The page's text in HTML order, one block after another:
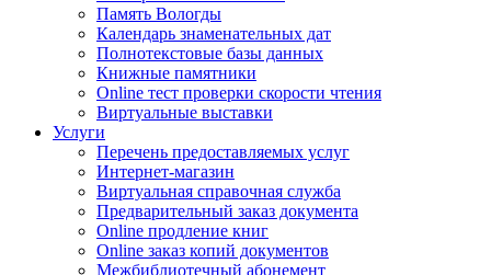
Память Вологды
Календарь знаменательных дат
Полнотекстовые базы данных
Книжные памятники
Online тест проверки скорости чтения
Виртуальные выставки
Услуги
Перечень предоставляемых услуг
Интернет-магазин
Виртуальная справочная служба
Предварительный заказ документа
Online продление книг
Online заказ копий документов
Межбиблиотечный абонемент